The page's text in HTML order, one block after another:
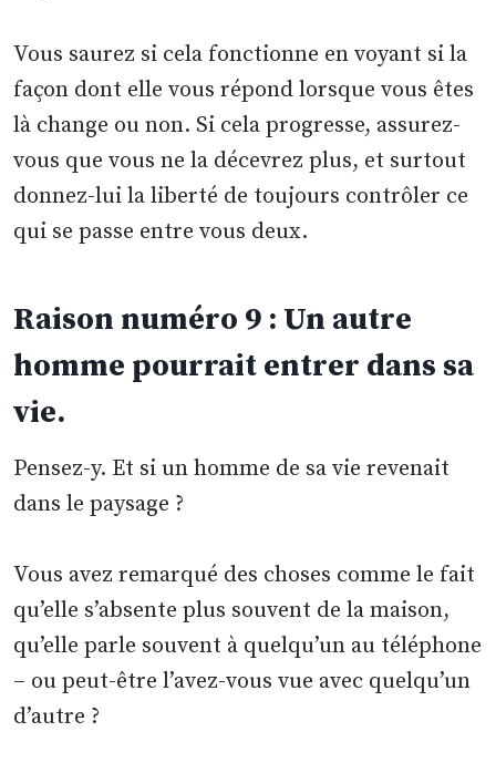
Vous saurez si cela fonctionne en voyant si la
façon dont elle vous répond lorsque vous êtes
là change ou non. Si cela progresse, assurez-
vous que vous ne la décevrez plus, et surtout
donnez-lui la liberté de toujours contrôler ce
qui se passe entre vous deux.
Raison numéro 9 : Un autre
homme pourrait entrer dans sa
vie.
Pensez-y. Et si un homme de sa vie revenait
dans le paysage ?
Vous avez remarqué des choses comme le fait
qu’elle s’absente plus souvent de la maison,
qu’elle parle souvent à quelqu’un au téléphone
– ou peut-être l’avez-vous vue avec quelqu’un
d’autre ?